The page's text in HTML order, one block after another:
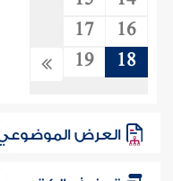
16
17
18
19
العرض